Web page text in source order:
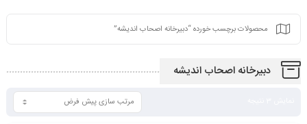
محصولات برچسب خورده “دبیرخانه اصحاب اندیشه”
دبیرخانه اصحاب اندیشه